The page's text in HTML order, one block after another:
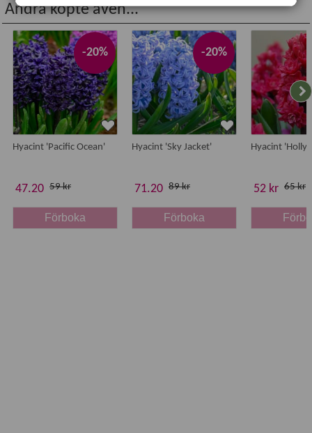
Planteringstid:
Vetenskapligt namn: Hyacinthus orientalis
Antal lökar:5
Storlek:15/16
Andra köpte även...
-20%
Hyacint 'Pacific Ocean'
47.20 59 kr
Förboka
-20%
Hyacint 'Sky Jacket'
71.20 89 kr
Förboka
Hyacint
52 kr 65 kr